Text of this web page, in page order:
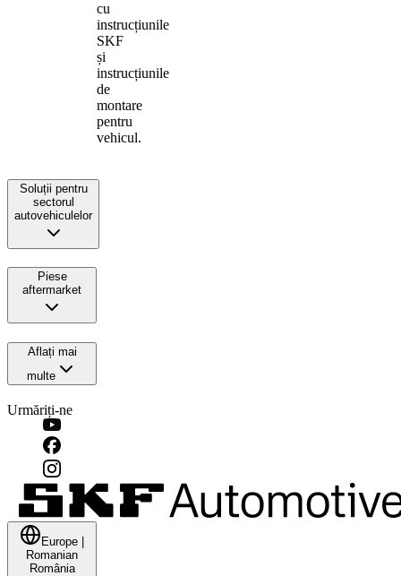
cu
instrucțiunile
SKF
și
instrucțiunile
de
montare
pentru
vehicul.
Soluții pentru
sectorul
autovehiculelor
Piese
aftermarket
Aflați mai
multe
Urmăriți-ne
Europe
Romanian
România